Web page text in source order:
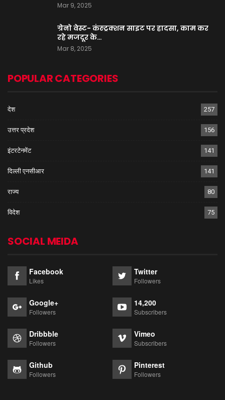
Mar 9, 2025
ग्रेनो वेस्ट- कंस्ट्रक्शन साइट पर हादसा, काम कर
रहे मजदूर के…
Mar 8, 2025
POPULAR CATEGORIES
देश 257
उत्तर प्रदेश 156
इंटरटेनमेंट 141
दिल्ली एनसीआर 141
राज्य 80
विदेश 75
SOCIAL MEIDA
Facebook
Likes
Twitter
Followers
Google+
Followers
14,200
Subscribers
Dribbble
Followers
Vimeo
Subscribers
Github
Followers
Pinterest
Followers